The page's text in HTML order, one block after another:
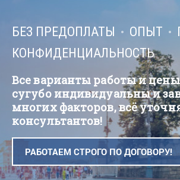
БЕЗ ПРЕДОПЛАТЫ ОПЫТ
КОНФИДЕНЦИАЛЬНОСТЬ
Все варианты работы и
сугубо индивидуальны и
многих факторов, всё
консультантов!
РАБОТАЕМ СТРОГО ПО ДОГОВОРУ!